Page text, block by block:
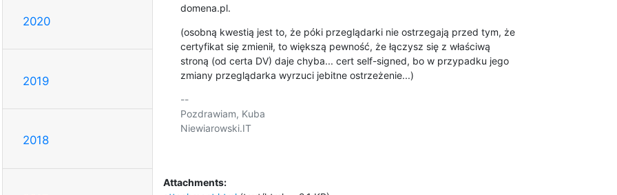
2020
2019
2018
domena.pl.
(osobną kwestią jest to, że póki przeglądarki nie ostrzegają przed tym, że
certyfikat się zmienił, to większą pewność, że łączysz się z właściwą
stroną (od certa DV) daje chyba... cert self-signed, bo w przypadku jego
zmiany przeglądarka wyrzuci jebitne ostrzeżenie...)
--
Pozdrawiam, Kuba
Niewiarowski.IT
Attachments: